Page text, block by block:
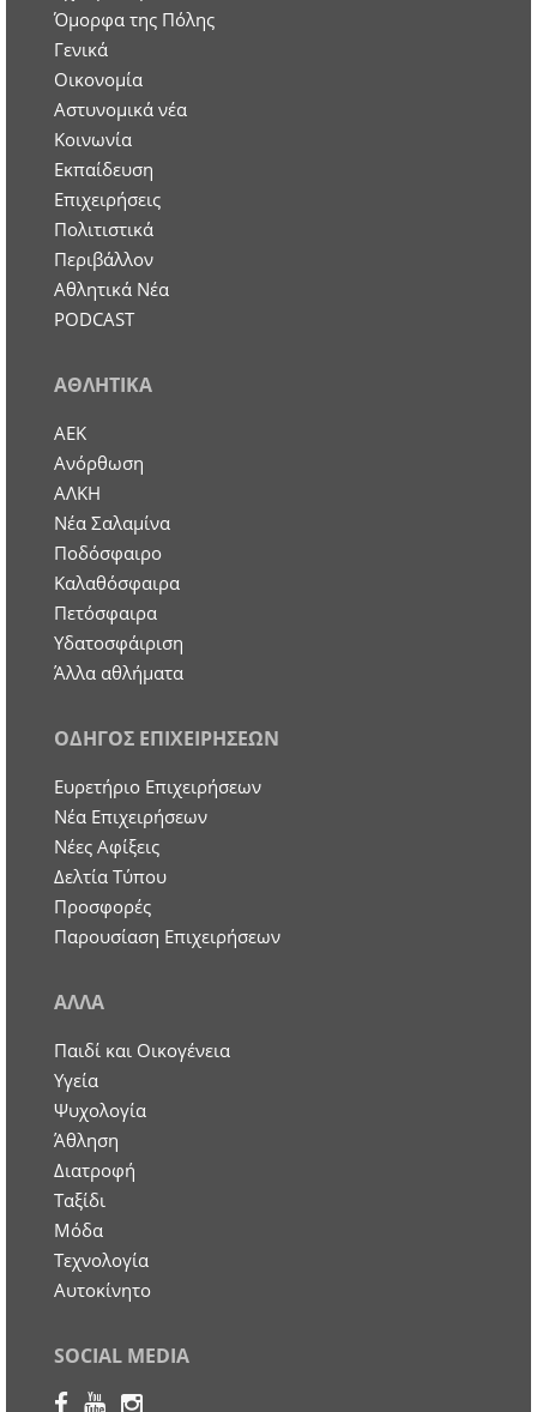
Όμορφα της Πόλης
Γενικά
Οικονομία
Aστυνομικά νέα
Κοινωνία
Εκπαίδευση
Επιχειρήσεις
Πολιτιστικά
Περιβάλλον
Αθλητικά Νέα
PODCAST
ΑΘΛΗΤΙΚΑ
ΑΕΚ
Ανόρθωση
ΑΛΚΗ
Νέα Σαλαμίνα
Ποδόσφαιρο
Καλαθόσφαιρα
Πετόσφαιρα
Υδατοσφάιριση
Άλλα αθλήματα
ΟΔΗΓΟΣ ΕΠΙΧΕΙΡΗΣΕΩΝ
Ευρετήριο Επιχειρήσεων
Nέα Επιχειρήσεων
Νέες Αφίξεις
Δελτία Τύπου
Προσφορές
Παρουσίαση Επιχειρήσεων
ΑΛΛΑ
Παιδί και Οικογένεια
Υγεία
Ψυχολογία
Άθληση
Διατροφή
Ταξίδι
Μόδα
Τεχνολογία
Αυτοκίνητο
SOCIAL MEDIA